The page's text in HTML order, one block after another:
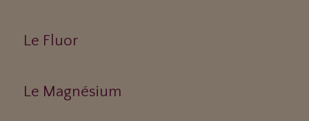
Le Fluor
Le Magnésium